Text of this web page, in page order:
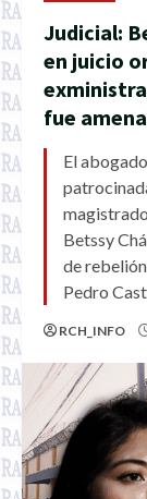
Judicial:
en juicio
fue
El
Betssy
de
Pedro
RCH_INFO